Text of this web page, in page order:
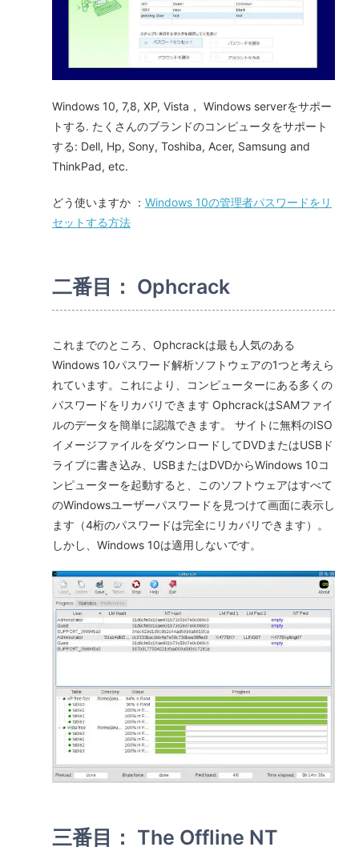
Windows 10, 7,8, XP, Vista， Windows serverをサポー
トする. たくさんのブランドのコンピュータをサポート
する: Dell, Hp, Sony, Toshiba, Acer, Samsung and
ThinkPad, etc.
どう使いますか ： Windows 10の管理者パスワードをリ
セットする方法
二番目： Ophcrack
これまでのところ、Ophcrackは最も人気のある
Windows 10パスワード解析ソフトウェアの1つと考えら
れています。これにより、コンピューターにある多くの
パスワードをリカバリできます OphcrackはSAMファイ
ルのデータを簡単に認識できます。 サイトに無料のISO
イメージファイルをダウンロードしてDVDまたはUSBド
ライブに書き込み、USBまたはDVDからWindows 10コ
ンピューターを起動すると、このソフトウェアはすべて
のWindowsユーザーパスワードを見つけて画面に表示し
ます（4桁のパスワードは完全にリカバリできます）。
しかし、Windows 10は適用しないです。
三番目： The Offline NT